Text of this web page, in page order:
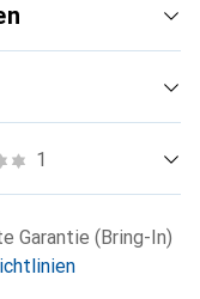
1
Garantie (Bring-In)